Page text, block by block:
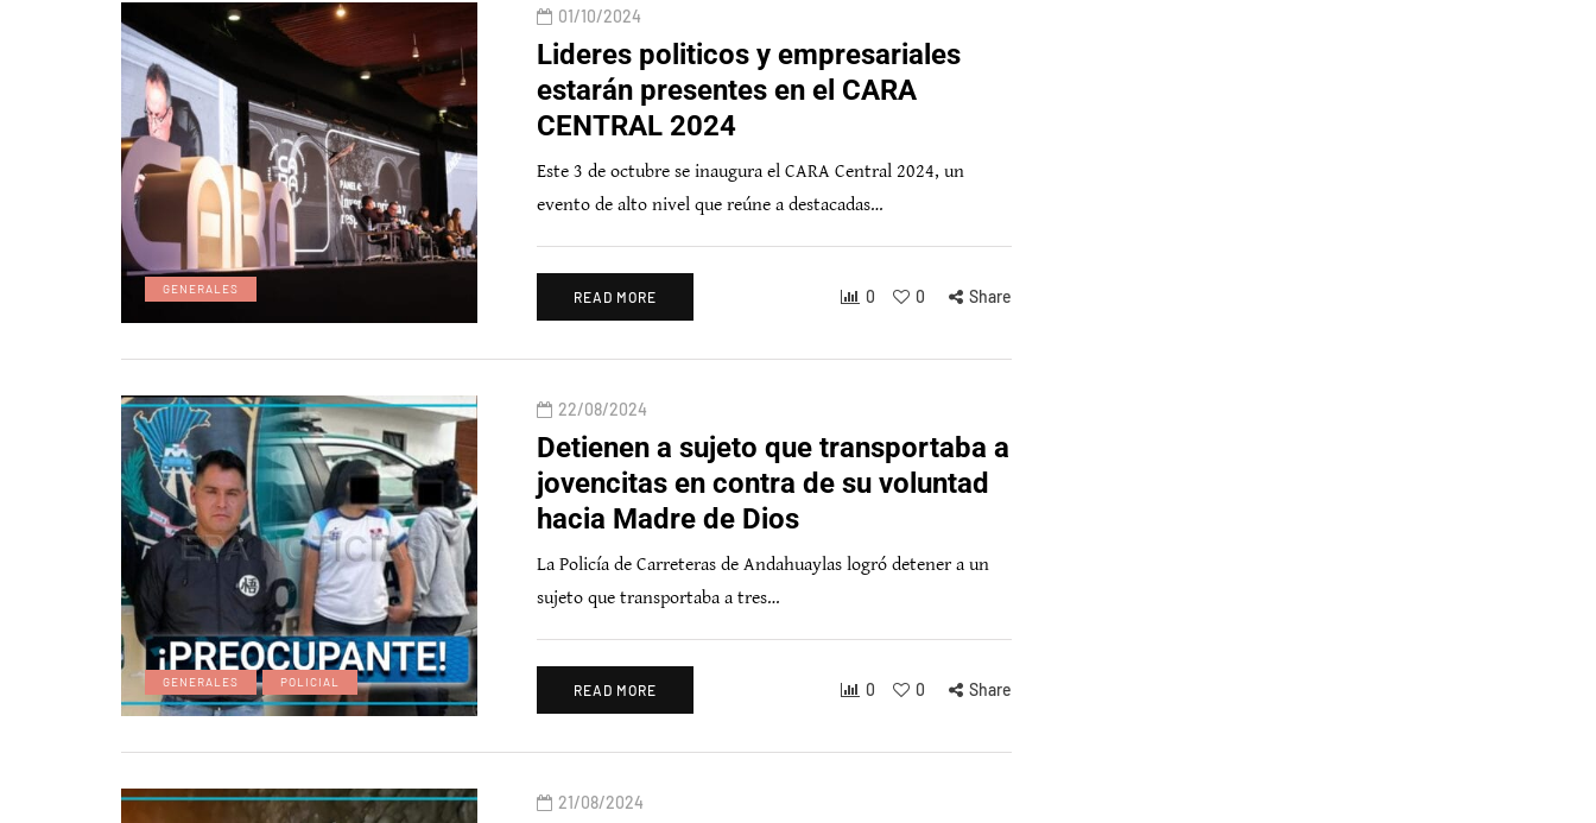
GENERALES
01/10/2024
Lideres politicos y empresariales
estarán presentes en el CARA
CENTRAL 2024
Este 3 de octubre se inaugura el CARA Central 2024, un
evento de alto nivel que reúne a destacadas…
READ MORE 0 0 Share
GENERALES POLICIAL
22/08/2024
Detienen a sujeto que transportaba a
jovencitas en contra de su voluntad
hacia Madre de Dios
La Policía de Carreteras de Andahuaylas logró detener a un
sujeto que transportaba a tres…
READ MORE 0 0 Share
21/08/2024